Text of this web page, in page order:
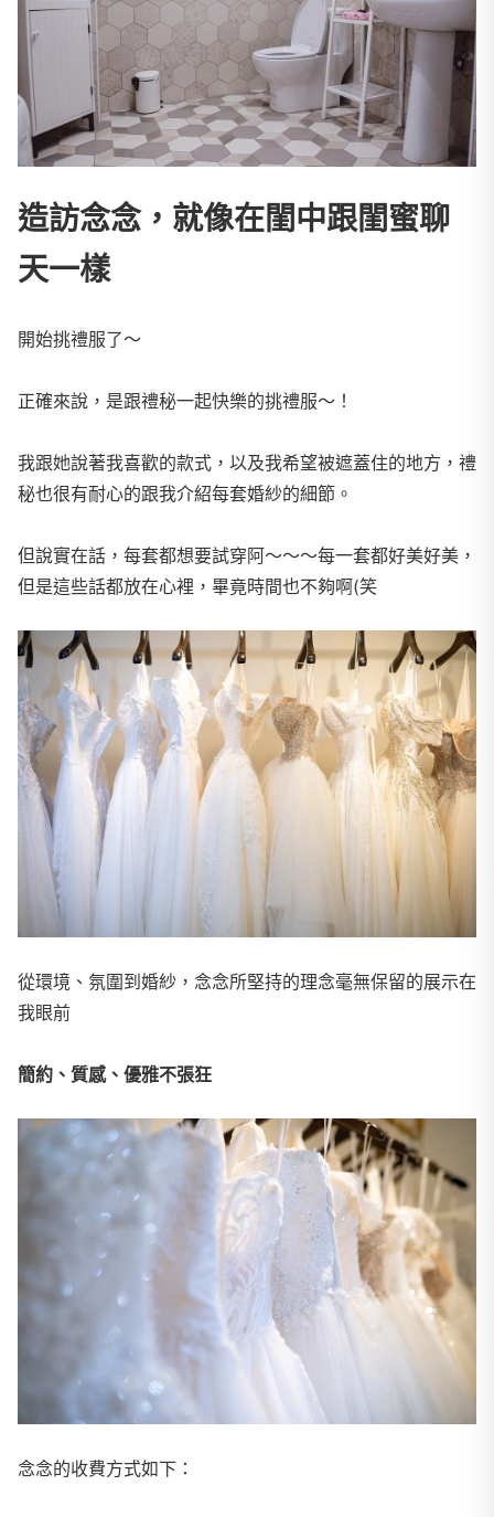
造訪念念，就像在閨中跟閨蜜聊
天一樣
開始挑禮服了～
正確來說，是跟禮秘一起快樂的挑禮服～！
我跟她說著我喜歡的款式，以及我希望被遮蓋住的地方，禮
秘也很有耐心的跟我介紹每套婚紗的細節。
但說實在話，每套都想要試穿阿～～～每一套都好美好美，
但是這些話都放在心裡，畢竟時間也不夠啊(笑
​從環境、氛圍到婚紗，念念所堅持的理念毫無保留的展示在
我眼前
簡約、質感、優雅不張狂
​念念的收費方式如下：